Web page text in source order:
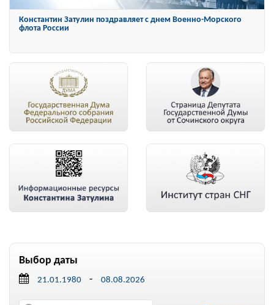
Константин Затулин награжден Орденом «За заслуги перед
Отечеством» IV степени
Выбор даты
-